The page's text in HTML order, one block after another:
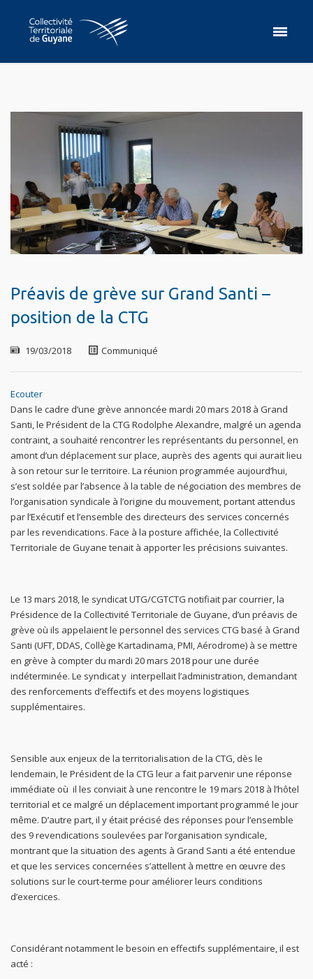
Préavis de grève sur Grand Santi –
position de la CTG
19/03/2018 Communiqué
Ecouter
Dans le cadre d’une grève annoncée mardi 20 mars 2018 à Grand
Santi, le Président de la CTG Rodolphe Alexandre, malgré un agenda
contraint, a souhaité rencontrer les représentants du personnel, en
amont d’un déplacement sur place, auprès des agents qui aurait lieu
à son retour sur le territoire. La réunion programmée aujourd’hui,
s’est soldée par l’absence à la table de négociation des membres de
l’organisation syndicale à l’origine du mouvement, portant attendus
par l’Exécutif et l’ensemble des directeurs des services concernés
par les revendications. Face à la posture affichée, la Collectivité
Territoriale de Guyane tenait à apporter les précisions suivantes.
Le 13 mars 2018, le syndicat UTG/CGTCTG notifiait par courrier, la
Présidence de la Collectivité Territoriale de Guyane, d’un préavis de
grève où ils appelaient le personnel des services CTG basé à Grand
Santi (UFT, DDAS, Collège Kartadinama, PMI, Aérodrome) à se mettre
en grève à compter du mardi 20 mars 2018 pour une durée
indéterminée. Le syndicat y interpellait l’administration, demandant
des renforcements d’effectifs et des moyens logistiques
supplémentaires.
Sensible aux enjeux de la territorialisation de la CTG, dès le
lendemain, le Président de la CTG leur a fait parvenir une réponse
immédiate où il les conviait à une rencontre le 19 mars 2018 à l’hôtel
territorial et ce malgré un déplacement important programmé le jour
même. D’autre part, il y était précisé des réponses pour l’ensemble
des 9 revendications soulevées par l’organisation syndicale,
montrant que la situation des agents à Grand Santi a été entendue
et que les services concernées s’attellent à mettre en œuvre des
solutions sur le court-terme pour améliorer leurs conditions
d’exercices.
Considérant notamment le besoin en effectifs supplémentaire, il est
acté :